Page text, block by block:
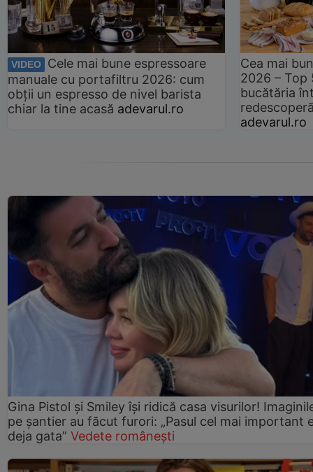
VIDEO
Cele mai bune espressoare
manuale cu portafiltru 2026: cum
obții un espresso de nivel barista
chiar la tine acasă adevarul.ro
Cea mai
2026 –
bucătăria
adevarul.ro
Gina Pistol și Smiley își ridică casa visurilor!
pe șantier au făcut furori: „Pasul cel mai important
deja gata” Vedete românești